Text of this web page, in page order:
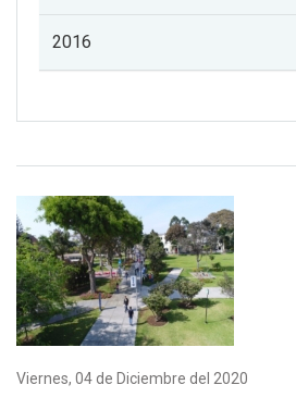
2016
Viernes, 04 de Diciembre del 2020